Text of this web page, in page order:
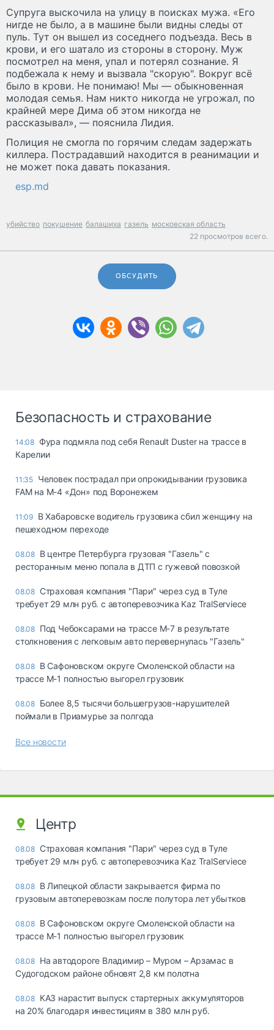
Супруга выскочила на улицу в поисках мужа. «Его
нигде не было, а в машине были видны следы от
пуль. Тут он вышел из соседнего подъезда. Весь в
крови, и его шатало из стороны в сторону. Муж
посмотрел на меня, упал и потерял сознание. Я
подбежала к нему и вызвала "скорую". Вокруг всё
было в крови. Не понимаю! Мы — обыкновенная
молодая семья. Нам никто никогда не угрожал, по
крайней мере Дима об этом никогда не
рассказывал», — пояснила Лидия.
Полиция не смогла по горячим следам задержать
киллера. Пострадавший находится в реанимации и
не может пока давать показания.
esp.md
убийство покушение балашиха газель московская область
22 просмотров всего.
ОБСУДИТЬ
Безопасность и страхование
14:08 Фура подмяла под себя Renault Duster на трассе в
Карелии
11:35 Человек пострадал при опрокидывании грузовика
FAM на М-4 «Дон» под Воронежем
11:09 В Хабаровске водитель грузовика сбил женщину на
пешеходном переходе
08.08 В центре Петербурга грузовая "Газель" с
ресторанным меню попала в ДТП с гужевой повозкой
08.08 Страховая компания "Пари" через суд в Туле
требует 29 млн руб. с автоперевозчика Kaz TralServiece
08.08 Под Чебоксарами на трассе М-7 в результате
столкновения с легковым авто перевернулась "Газель"
08.08 В Сафоновском округе Смоленской области на
трассе М-1 полностью выгорел грузовик
08.08 Более 8,5 тысячи большегрузов-нарушителей
поймали в Приамурье за полгода
Все новости
Центр
08.08 Страховая компания "Пари" через суд в Туле
требует 29 млн руб. с автоперевозчика Kaz TralServiece
08.08 В Липецкой области закрывается фирма по
грузовым автоперевозкам после полутора лет убытков
08.08 В Сафоновском округе Смоленской области на
трассе М-1 полностью выгорел грузовик
08.08 На автодороге Владимир – Муром – Арзамас в
Судогодском районе обновят 2,8 км полотна
08.08 КАЗ нарастит выпуск стартерных аккумуляторов
на 20% благодаря инвестициям в 380 млн руб.